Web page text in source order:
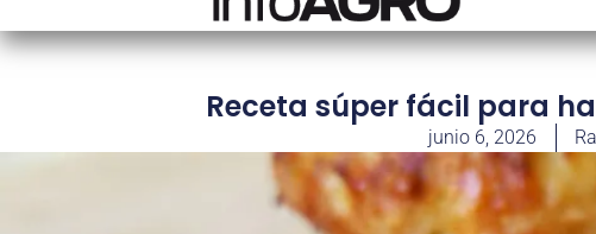
Receta súper fácil para
junio 6, 2026